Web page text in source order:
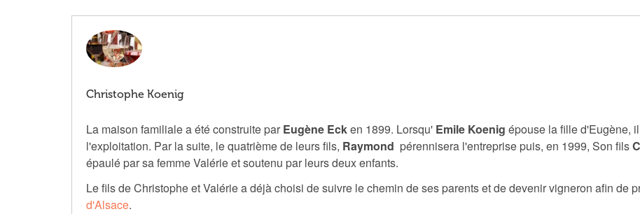
Christophe Koenig
La maison familiale a été construite par Eugène Ecken 1899. Lorsqu' Emile Koenig épouse la fille d'Eugène,
l'exploitation. Par la suite, le quatrième de leurs fils, Raymond pérennisera l'entreprise puis, en 1999, Son fils
épaulé par sa femme Valérie et soutenu par leurs deux enfants.
Le fils de Christophe et Valérie a déjà choisi de suivre le chemin de ses parents et de devenir vigneron afin de
d'Alsace.